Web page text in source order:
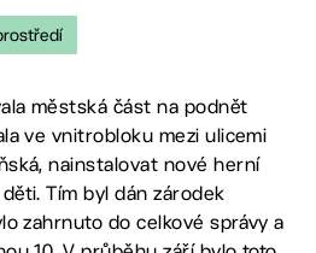
městská část na podnět
ve vnitrobloku mezi ulicemi
nainstalovat nové herní
Tím byl dán zárodek
zahrnuto do celkové správy a